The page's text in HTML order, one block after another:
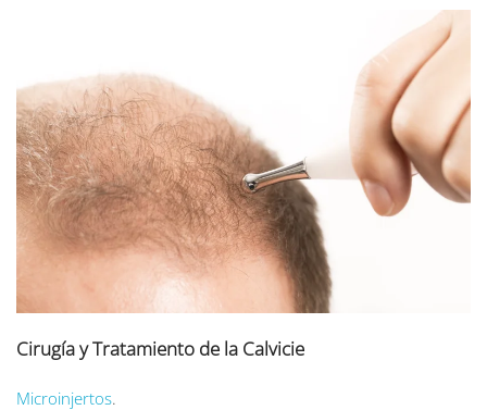
Cirugía y Tratamiento de la Calvicie
Microinjertos.